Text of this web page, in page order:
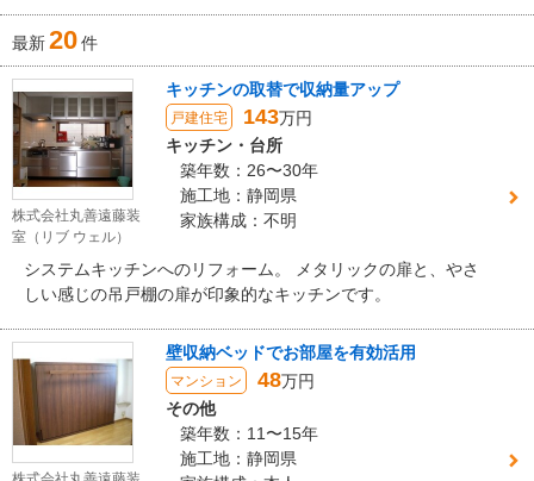
最新20件
株式会社丸善遠藤装
室（リブ ウェル）
キッチンの取替で収納量アップ
戸建住宅 143万円
キッチン・台所
築年数：26〜30年
施工地：静岡県
家族構成：不明
システムキッチンへのリフォーム。 メタリックの扉と、やさ
しい感じの吊戸棚の扉が印象的なキッチンです。
壁収納ベッドでお部屋を有効活用
マンション 48万円
その他
築年数：11〜15年
施工地：静岡県